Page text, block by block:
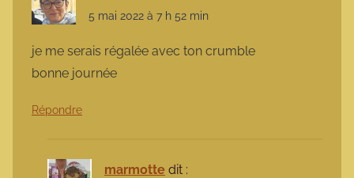
5 mai 2022 à 7 h 52 min
je me serais régalée avec ton crumble
bonne journée
Répondre
marmotte dit :